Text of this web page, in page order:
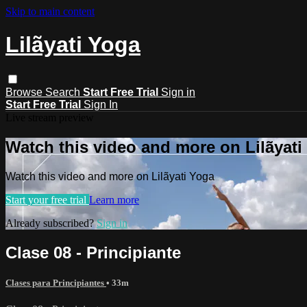
Skip to main content
Lilãyati Yoga
Browse Search Start Free Trial Sign in
Start Free Trial Sign In
Watch this video and more on Lilãyati
Watch this video and more on Lilãyati Yoga
Start your free trial Learn more
Already subscribed?Sign in
Clase 08 - Principiante
Clases para Principiantes • 33m